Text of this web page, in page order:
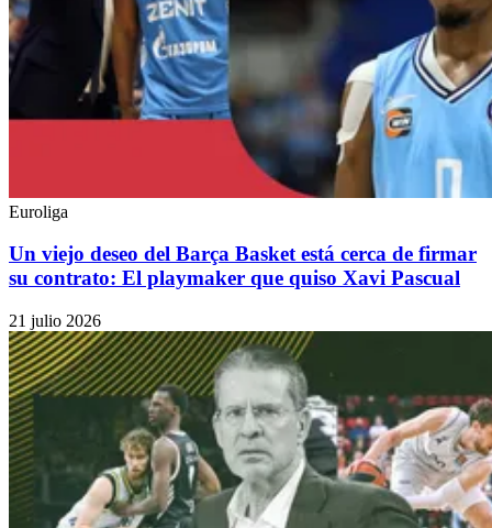
Euroliga
Un viejo deseo del Barça Basket está cerca de firmar
su contrato: El playmaker que quiso Xavi Pascual
21 julio 2026